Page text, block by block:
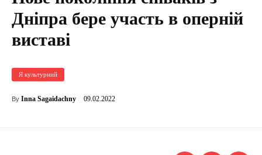
Дніпра бере участь в оперній
виставі
Я культурний
By Inna Sagaidachny 09.02.2022